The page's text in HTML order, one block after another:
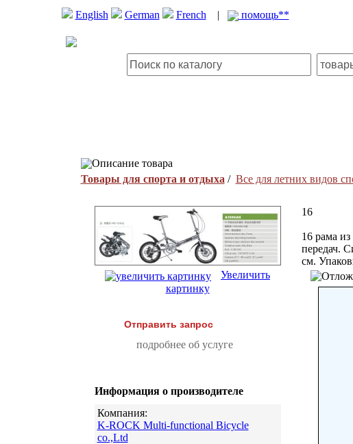
English German French | помощь**
Описание товара
Товары для спорта и отдыха / Все для летних видов
Увеличить
картинку
Отправить запрос
подробнее об услуге
Информация о производителе
Компания:
K-ROCK Multi-functional Bicycle
co.,Ltd
16
16 рама
передач.
см.